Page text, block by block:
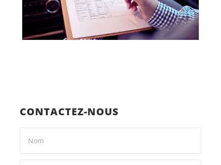
CONTACTEZ-NOUS